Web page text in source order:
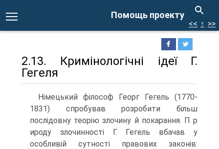
Помощь проекту
<< ↑ >>
2.13. Кримінологічні ідеї Г.
Гегеля
Німецький філософ Георг Гегель (1770-
1831) спробував розробити більш
послідовну теорію злочину й покарання. П р
ироду злочинності Г. Гегель вбачав у
особливій сутності правових законів: